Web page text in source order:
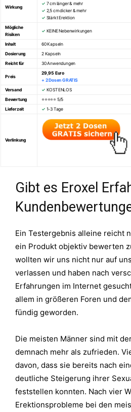
Wirkung
✓ 7 cm länger & mehr
✓ 2,5 cm dicker & mehr
✓ Stärkt Erektion
Mögliche
Risiken
✓ KEINE Nebenwirkungen
Inhalt 60 Kapseln
Dosierung
2 Kapseln
Reicht für
30 Anwendungen
Preis
29,95 Euro
+ 2 Dosen GRATIS
Versand
✓ KOSTENLOS
Bewertung
⭐⭐⭐⭐⭐ 5/5
Lieferzeit
✓ 1-3 Tage
Verlinkung
Gibt es Eroxel
Ein Testergebnis alleine reicht
ein Produkt objektiv bewerten
wollten wir uns nicht nur auf
verlassen und haben nach
Erfahrungen im Internet
allem in größeren Foren und
fündig geworden.
Die meisten Männer sind mit
demnach mehr als zufrieden.
davon, dass sie bereits nach
deutliche Steigerung ihrer
feststellen konnten. Nach vier
Erektionsprobleme bei den